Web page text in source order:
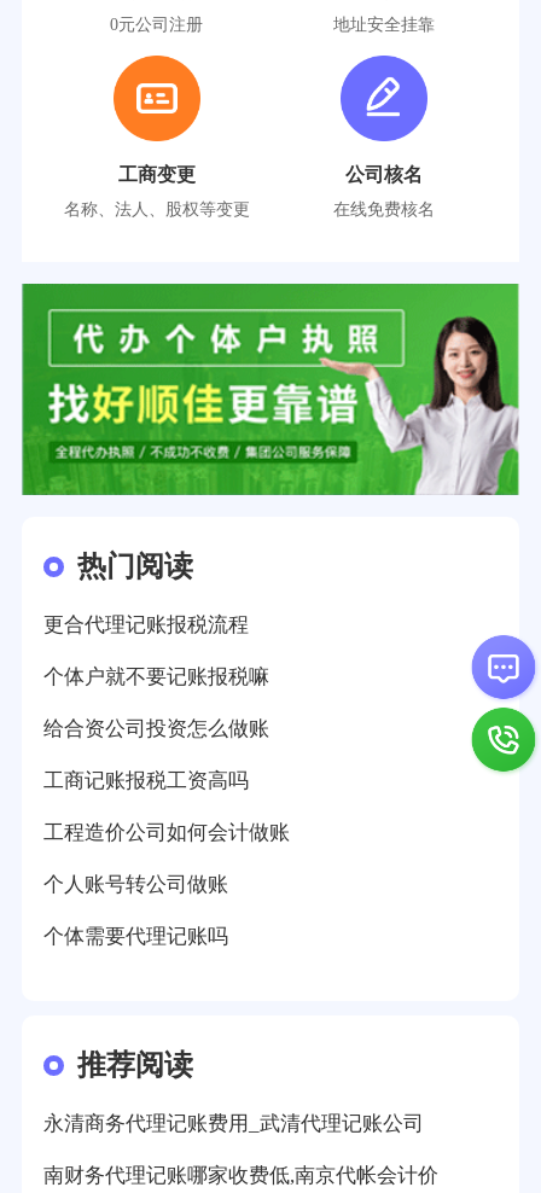
0元公司注册 地址安全挂靠
工商变更
名称、法人、股权等变更
公司核名
在线免费核名
热门阅读
更合代理记账报税流程
个体户就不要记账报税嘛
给合资公司投资怎么做账
工商记账报税工资高吗
工程造价公司如何会计做账
个人账号转公司做账
个体需要代理记账吗
推荐阅读
永清商务代理记账费用_武清代理记账公司
南财务代理记账哪家收费低,南京代帐会计价